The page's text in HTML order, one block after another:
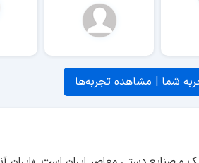
شما | مشاهده تجربه‌ها